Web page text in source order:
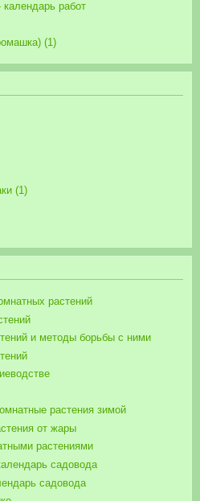
календарь работ
(1)
(1)
растений
и методы борьбы с ними
растения зимой
от жары
растениями
садовода
садовода